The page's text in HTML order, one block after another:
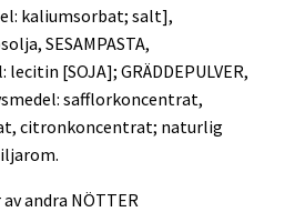
kaliumsorbat; salt],
SESAMPASTA,
[SOJA]; GRÄDDEPULVER,
safflorkoncentrat,
citronkoncentrat; naturlig
andra NÖTTER